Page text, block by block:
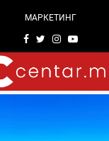
МАРКЕТИНГ
Facebook
TwitterInstagram
Youtube